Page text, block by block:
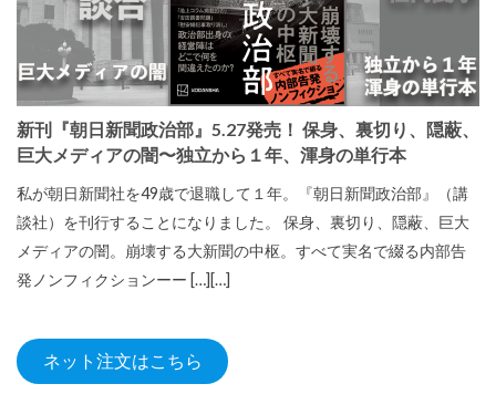
新刊『朝日新聞政治部』5.27発売！ 保身、裏切り、隠蔽、
巨大メディアの闇〜独立から１年、渾身の単行本
私が朝日新聞社を49歳で退職して１年。『朝日新聞政治部』（講
談社）を刊行することになりました。 保身、裏切り、隠蔽、巨大
メディアの闇。崩壊する大新聞の中枢。すべて実名で綴る内部告
発ノンフィクションーー […][…]
ネット注文はこちら